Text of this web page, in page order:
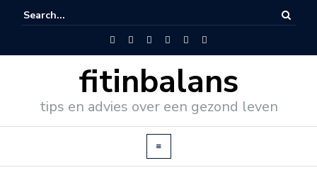
fitinbalans
tips en advies over een gezond leven